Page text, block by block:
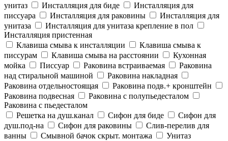
унитаз
Инсталляция для биде
Инсталляция для
писсуара
Инсталляция для раковины
Инсталляция для
унитаза
Инсталляция для унитаза крепление в пол
Инсталляция пристенная
Клавиша смыва к инсталляции
Клавиша смыва к
писсурам
Клавиша смыва на расстоянии
Кухонная
мойка
Писсуар Раковина встраиваемая
Раковина
над стиральной машиной
Раковина накладная
Раковина отдельностоящая
Раковина подв.+ кронштейн
Раковина подвесная
Раковина с полупьедесталом
Раковина с пьедесталом
Решетка на душ.канал
Сифон для биде
Сифон для
душ.под-на
Сифон для раковины
Слив-перелив для
ванны
Смывной бачок скрыт. монтажа
Унитаз